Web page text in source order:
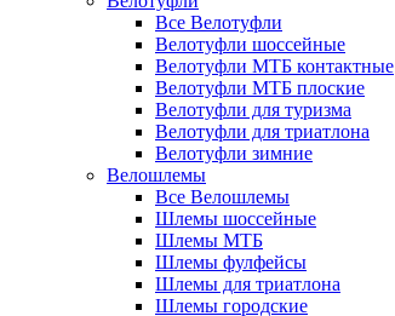
Все Велотуфли
Велотуфли шоссейные
Велотуфли МТБ контактные
Велотуфли МТБ плоские
Велотуфли для туризма
Велотуфли для триатлона
Велотуфли зимние
Велошлемы
Все Велошлемы
Шлемы шоссейные
Шлемы МТБ
Шлемы фулфейсы
Шлемы для триатлона
Шлемы городские